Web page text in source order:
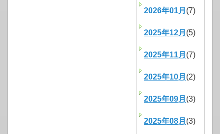
2026年01月 (7)
2025年12月 (5)
2025年11月 (7)
2025年10月 (2)
2025年09月 (3)
2025年08月 (3)